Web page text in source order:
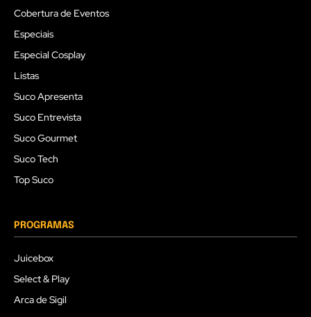
Cobertura de Eventos
Especiais
Especial Cosplay
Listas
Suco Apresenta
Suco Entrevista
Suco Gourmet
Suco Tech
Top Suco
PROGRAMAS
Juicebox
Select & Play
Arca de Sigil